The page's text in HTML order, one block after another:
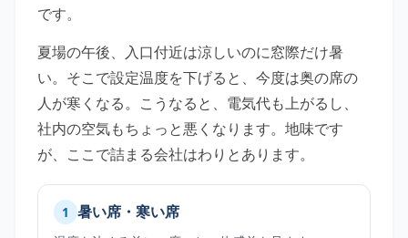
です。
夏場の午後、入口付近は涼しいのに窓際だけ暑
い。そこで設定温度を下げると、今度は奥の席の
人が寒くなる。こうなると、電気代も上がるし、
社内の空気もちょっと悪くなります。地味です
が、ここで詰まる会社はわりとあります。
1 暑い席・寒い席